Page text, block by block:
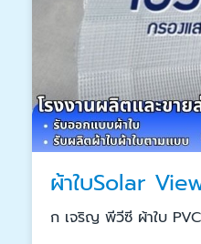
ก เจริญ พีวีซี ผ้าใบ PVC